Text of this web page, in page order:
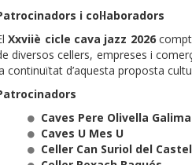
i col·laboradors
Xxviiè cicle cava jazz 2026
diversos cellers, empreses i
continuïtat d’aquesta proposta
Caves Pere Olivella
Caves U Mes U
Celler Can Suriol del